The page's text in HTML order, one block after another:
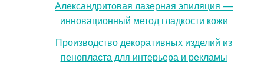
Александритовая лазерная эпиляция —
инновационный метод гладкости кожи
Производство декоративных изделий из
пенопласта для интерьера и рекламы